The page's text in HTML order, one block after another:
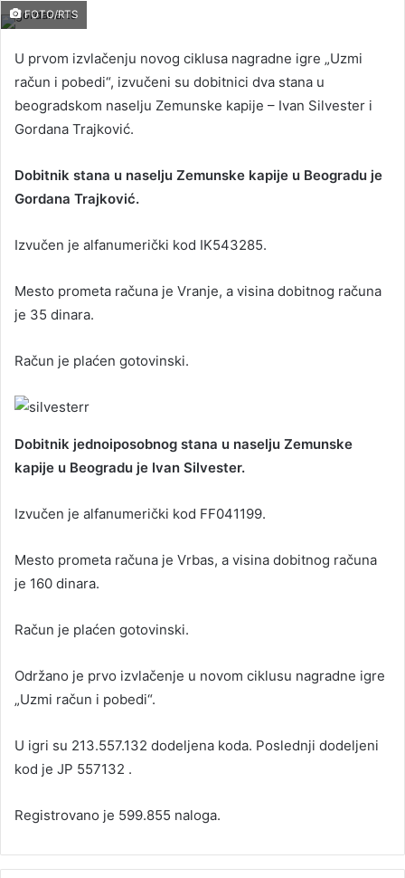
FOTO/RTS
U prvom izvlačenju novog ciklusa nagradne igre „Uzmi
račun i pobedi“, izvučeni su dobitnici dva stana u
beogradskom naselju Zemunske kapije – Ivan Silvester i
Gordana Trajković.
Dobitnik stana u naselju Zemunske kapije u Beogradu je
Gordana Trajković.
Izvučen je alfanumerički kod IK543285.
Mesto prometa računa je Vranje, a visina dobitnog računa
je 35 dinara.
Račun je plaćen gotovinski.
Dobitnik jednoiposobnog stana u naselju Zemunske
kapije u Beogradu je Ivan Silvester.
Izvučen je alfanumerički kod FF041199.
Mesto prometa računa je Vrbas, a visina dobitnog računa
je 160 dinara.
Račun je plaćen gotovinski.
Održano je prvo izvlačenje u novom ciklusu nagradne igre
„Uzmi račun i pobedi“.
U igri su 213.557.132 dodeljena koda. Poslednji dodeljeni
kod je JP 557132 .
Registrovano je 599.855 naloga.